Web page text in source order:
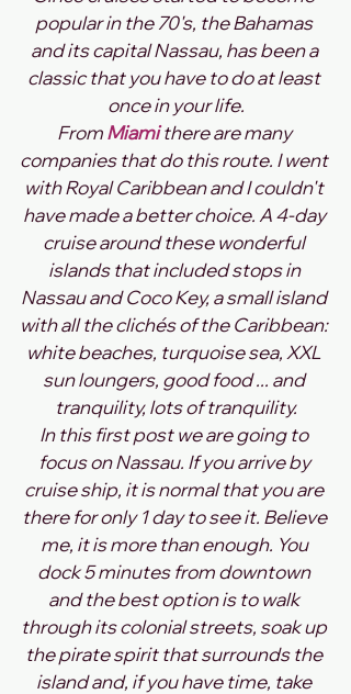
popular in the 70's, the Bahamas
and its capital Nassau, has been a
classic that you have to do at least
once in your life.
From Miami there are many
companies that do this route. I went
with Royal Caribbean and I couldn't
have made a better choice. A 4-day
cruise around these wonderful
islands that included stops in
Nassau and Coco Key, a small island
with all the clichés of the Caribbean:
white beaches, turquoise sea, XXL
sun loungers, good food ... and
tranquility, lots of tranquility.
In this first post we are going to
focus on Nassau. If you arrive by
cruise ship, it is normal that you are
there for only 1 day to see it. Believe
me, it is more than enough. You
dock 5 minutes from downtown
and the best option is to walk
through its colonial streets, soak up
the pirate spirit that surrounds the
island and, if you have time, take